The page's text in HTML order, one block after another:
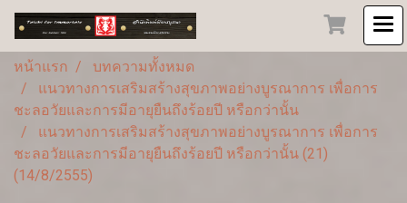
หน้าแรก
บทความทั้งหมด
แนวทางการเสริมสร้างสุขภาพอย่างบูรณาการ เพื่อการ
ชะลอวัยและการมีอายุยืนถึงร้อยปี หรือกว่านั้น
แนวทางการเสริมสร้างสุขภาพอย่างบูรณาการ เพื่อการ
ชะลอวัยและการมีอายุยืนถึงร้อยปี หรือกว่านั้น (21)
(14/8/2555)